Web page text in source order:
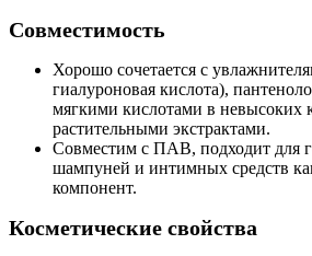
Совместимость
Хорошо сочетается с
гиалуроновая кислота),
мягкими кислотами в невысоких
растительными экстрактами.
Совместим с ПАВ, подходит для
шампуней и интимных средств
компонент.
Косметические свойства